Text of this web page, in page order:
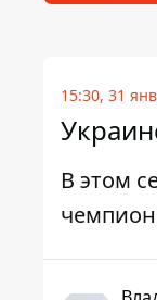
15:30, 31
В этом